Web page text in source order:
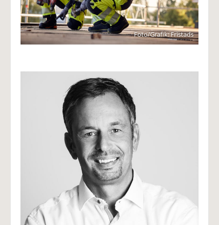
Foto/Grafik: Fristads